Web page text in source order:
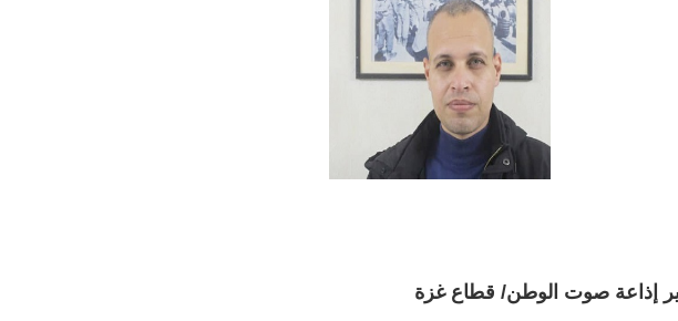
إذاعة صوت الوطن/ قطاع غزة